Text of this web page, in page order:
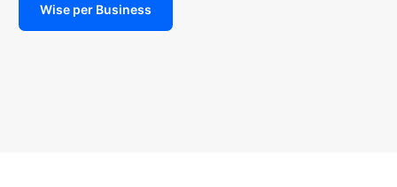
Wise per Business